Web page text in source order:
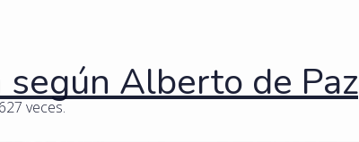
según Alberto de Paz
veces.